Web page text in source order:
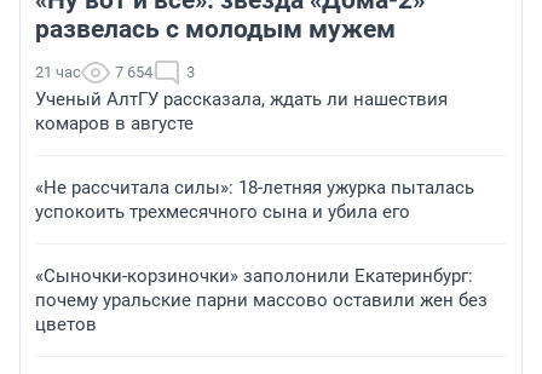
развелась с молодым мужем
21 час 7 654 3
Ученый АлтГУ рассказала, ждать ли нашествия
комаров в августе
«Не рассчитала силы»: 18-летняя ужурка пыталась
успокоить трехмесячного сына и убила его
«Сыночки-корзиночки» заполонили Екатеринбург:
почему уральские парни массово оставили жен без
цветов